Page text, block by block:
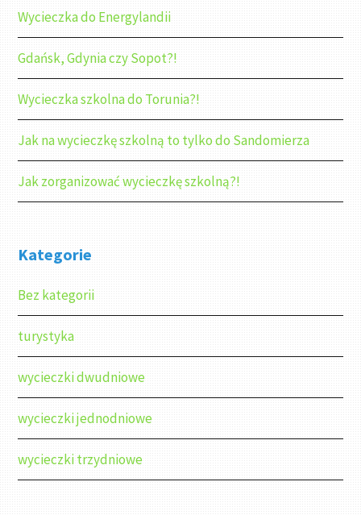
Wycieczka do Energylandii
Gdańsk, Gdynia czy Sopot?!
Wycieczka szkolna do Torunia?!
Jak na wycieczkę szkolną to tylko do Sandomierza
Jak zorganizować wycieczkę szkolną?!
Kategorie
Bez kategorii
turystyka
wycieczki dwudniowe
wycieczki jednodniowe
wycieczki trzydniowe